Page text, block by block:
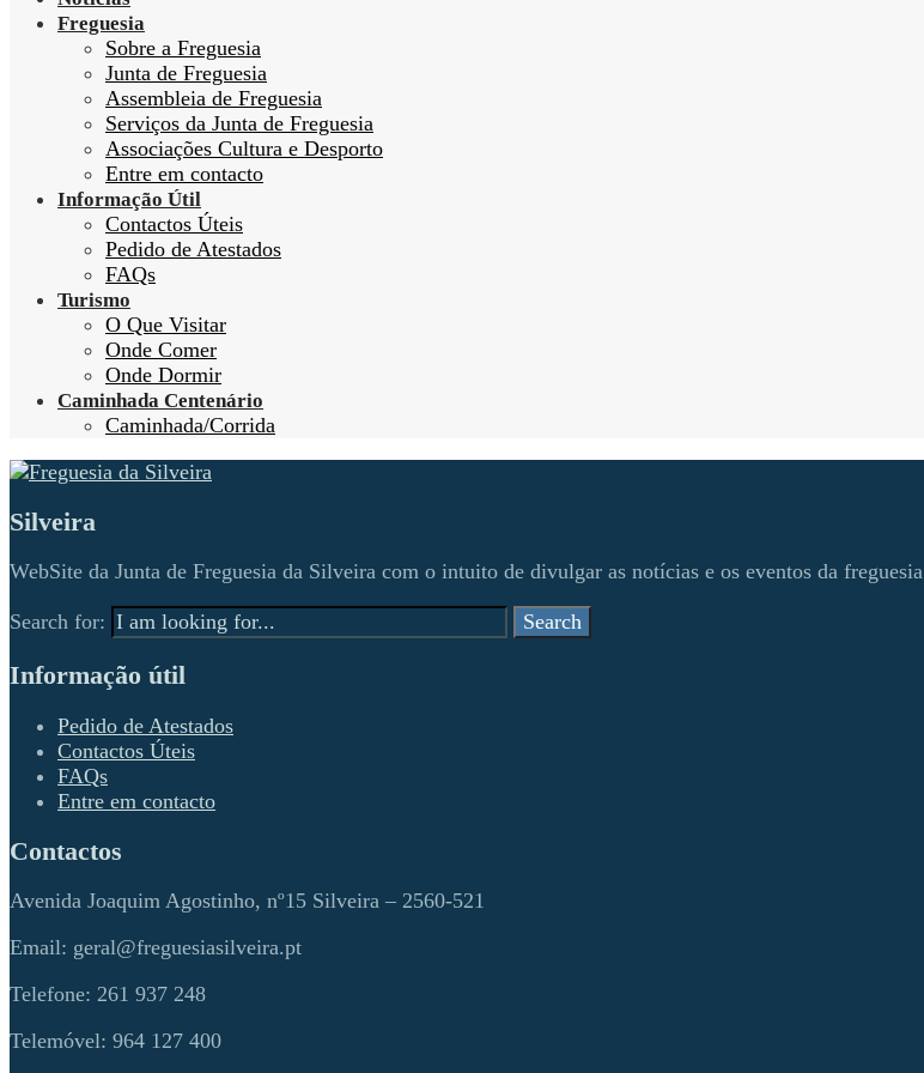
Freguesia
Sobre a Freguesia
Junta de Freguesia
Assembleia de Freguesia
Serviços da Junta de Freguesia
Associações Cultura e Desporto
Entre em contacto
Informação Útil
Contactos Úteis
Pedido de Atestados
FAQs
Turismo
O Que Visitar
Onde Comer
Onde Dormir
Caminhada Centenário
Caminhada/Corrida
Silveira
WebSite da Junta de Freguesia da Silveira com o intuito de divulgar as notícias e os eventos da freguesia
Search for: Search
Informação útil
Pedido de Atestados
Contactos Úteis
FAQs
Entre em contacto
Contactos
Avenida Joaquim Agostinho, nº15 Silveira – 2560-521
Email: geral@freguesiasilveira.pt
Telefone: 261 937 248
Telemóvel: 964 127 400